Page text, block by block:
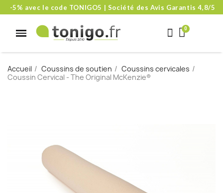
-5% avec le code TONIGO5 | Société des Avis Garantis 4,8/5
Accueil Coussins de soutien
Coussins cervicales
Coussin Cervical - The Original McKenzie®